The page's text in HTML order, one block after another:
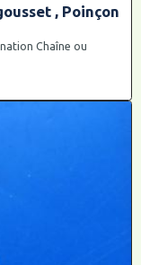
, Poinçon
Chaîne ou